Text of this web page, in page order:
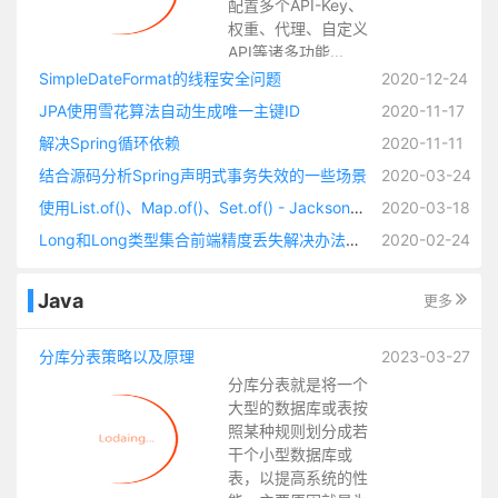
配置多个API-Key、
权重、代理、自定义
API等诸多功能...
SimpleDateFormat的线程安全问题
2020-12-24
JPA使用雪花算法自动生成唯一主键ID
2020-11-17
解决Spring循环依赖
2020-11-11
结合源码分析Spring声明式事务失效的一些场景
2020-03-24
使用List.of()、Map.of()、Set.of() - Jackson无法反序列化Redis缓存（缓存有类型标识的时候）
2020-03-18
Long和Long类型集合前端精度丢失解决办法锦集以及自定义JSON序列化方法
2020-02-24
Java 更多
分库分表策略以及原理
分库分表就是将一个
大型的数据库或表按
照某种规则划分成若
干个小型数据库或
表，以提高系统的性
2023-03-27